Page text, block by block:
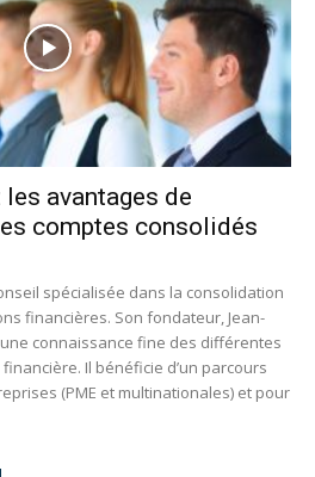
les avantages de
comptes consolidés
spécialisée dans la consolidation
financières. Son fondateur, Jean-
connaissance fine des différentes
Il bénéficie d’un parcours
(PME et multinationales) et pour